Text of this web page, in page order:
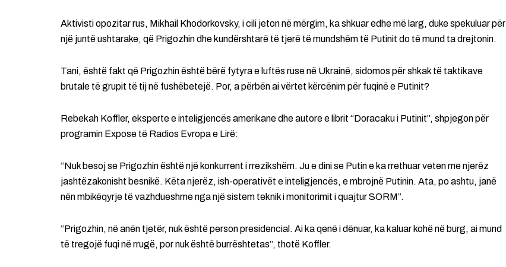
Aktivisti opozitar rus, Mikhail Khodorkovsky, i cili jeton në mërgim, ka shkuar edhe më larg, duke spekuluar për
një juntë ushtarake, që Prigozhin dhe kundërshtarë të tjerë të mundshëm të Putinit do të mund ta drejtonin.
Tani, është fakt që Prigozhin është bërë fytyra e luftës ruse në Ukrainë, sidomos për shkak të taktikave
brutale të grupit të tij në fushëbetejë. Por, a përbën ai vërtet kërcënim për fuqinë e Putinit?
Rebekah Koffler, eksperte e inteligjencës amerikane dhe autore e librit “Doracaku i Putinit”, shpjegon për
programin Expose të Radios Evropa e Lirë:
“Nuk besoj se Prigozhin është një konkurrent i rrezikshëm. Ju e dini se Putin e ka rrethuar veten me njerëz
jashtëzakonisht besnikë. Këta njerëz, ish-operativët e inteligjencës, e mbrojnë Putinin. Ata, po ashtu, janë
nën mbikëqyrje të vazhdueshme nga një sistem teknik i monitorimit i quajtur SORM”.
“Prigozhin, në anën tjetër, nuk është person presidencial. Ai ka qenë i dënuar, ka kaluar kohë në burg, ai mund
të tregojë fuqi në rrugë, por nuk është burrështetas”, thotë Koffler.